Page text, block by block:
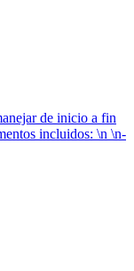
de inicio a fin
incluidos: \n \n-